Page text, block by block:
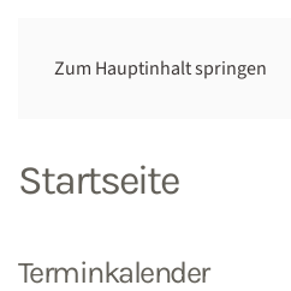
Zum Hauptinhalt springen
Startseite
Terminkalender